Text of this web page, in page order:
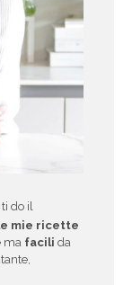
ti do il
mie ricette
ma facili da
tante,